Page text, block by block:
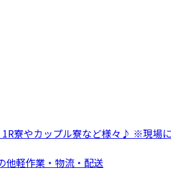
寮やカップル寮など様々♪ ※現
他軽作業・物流・配送